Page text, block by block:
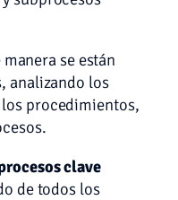
se están
analizando los
procedimientos,
clave
de todos los